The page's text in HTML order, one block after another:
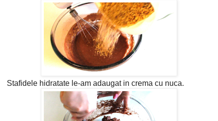
Stafidele hidratate le-am adaugat in crema cu nuca.